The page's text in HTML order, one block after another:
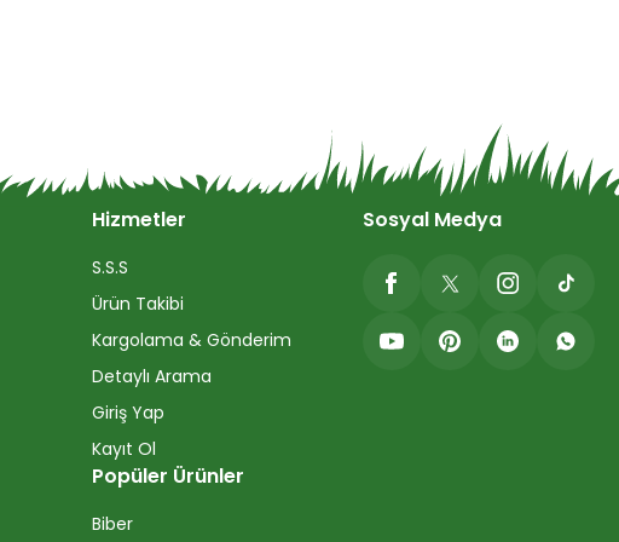
Hizmetler
S.S.S
Ürün Takibi
Kargolama & Gönderim
Detaylı Arama
Giriş Yap
Kayıt Ol
Popüler Ürünler
Biber
Sosyal Medya